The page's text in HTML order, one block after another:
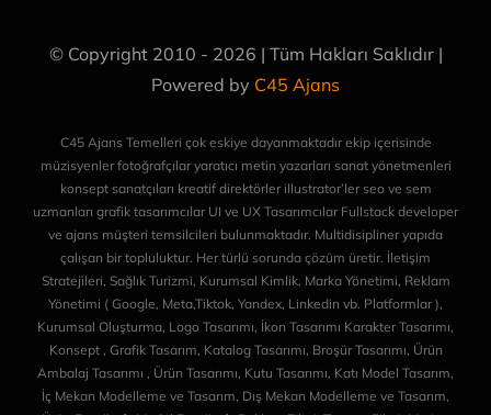
© Copyright 2010 - 2026 | Tüm Hakları Saklıdır |
Powered by C45 Ajans
C45 Ajans Temelleri çok eskiye dayanmaktadır ekip içerisinde
müzisyenler fotoğrafçılar yaratıcı metin yazarları sanat yönetmenleri
konsept sanatçıları kreatif direktörler illustrator’ler seo ve sem
uzmanları grafik tasarımcılar UI ve UX Tasarımcılar Fullstack developer
ve ajans müşteri temsilcileri bulunmaktadır. Multidisipliner yapıda
çalışan bir topluluktur. Her türlü sorunda çözüm üretir. İletişim
Stratejileri, Sağlık Turizmi, Kurumsal Kimlik, Marka Yönetimi, Reklam
Yönetimi ( Google, Meta,Tiktok, Yandex, Linkedin vb. Platformlar ),
Kurumsal Oluşturma, Logo Tasarımı, İkon Tasarımı Karakter Tasarımı,
Konsept , Grafik Tasarım, Katalog Tasarımı, Broşür Tasarımı, Ürün
Ambalaj Tasarımı , Ürün Tasarımı, Kutu Tasarımı, Katı Model Tasarım,
İç Mekan Modelleme ve Tasarım, Dış Mekan Modelleme ve Tasarım,